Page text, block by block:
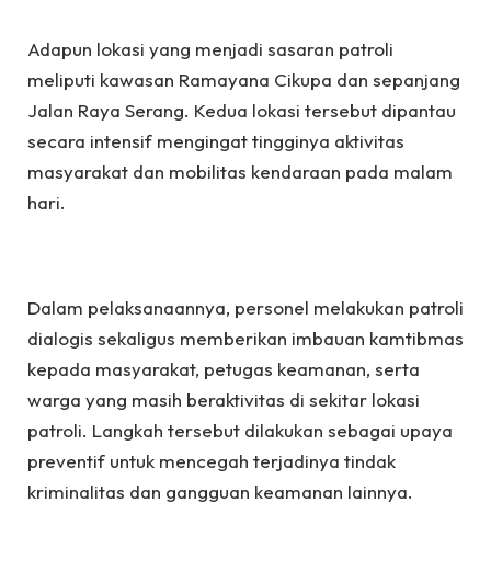
Adapun lokasi yang menjadi sasaran patroli
meliputi kawasan Ramayana Cikupa dan sepanjang
Jalan Raya Serang. Kedua lokasi tersebut dipantau
secara intensif mengingat tingginya aktivitas
masyarakat dan mobilitas kendaraan pada malam
hari.
Dalam pelaksanaannya, personel melakukan patroli
dialogis sekaligus memberikan imbauan kamtibmas
kepada masyarakat, petugas keamanan, serta
warga yang masih beraktivitas di sekitar lokasi
patroli. Langkah tersebut dilakukan sebagai upaya
preventif untuk mencegah terjadinya tindak
kriminalitas dan gangguan keamanan lainnya.